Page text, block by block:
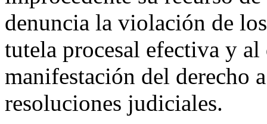
denuncia la violación de
tutela procesal efectiva y
manifestación del derecho
resoluciones judiciales.